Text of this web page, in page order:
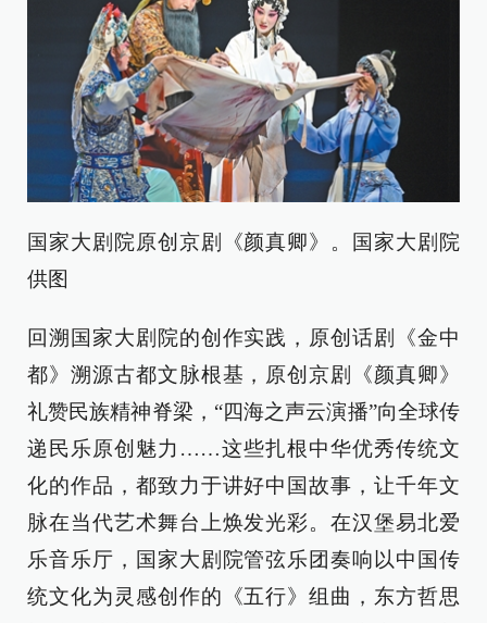
国家大剧院原创京剧《颜真卿》。国家大剧院
供图
回溯国家大剧院的创作实践，原创话剧《金中
都》溯源古都文脉根基，原创京剧《颜真卿》
礼赞民族精神脊梁，“四海之声云演播”向全球传
递民乐原创魅力……这些扎根中华优秀传统文
化的作品，都致力于讲好中国故事，让千年文
脉在当代艺术舞台上焕发光彩。在汉堡易北爱
乐音乐厅，国家大剧院管弦乐团奏响以中国传
统文化为灵感创作的《五行》组曲，东方哲思